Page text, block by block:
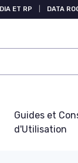
ET RP DATA
Guides et
d'Utilisation